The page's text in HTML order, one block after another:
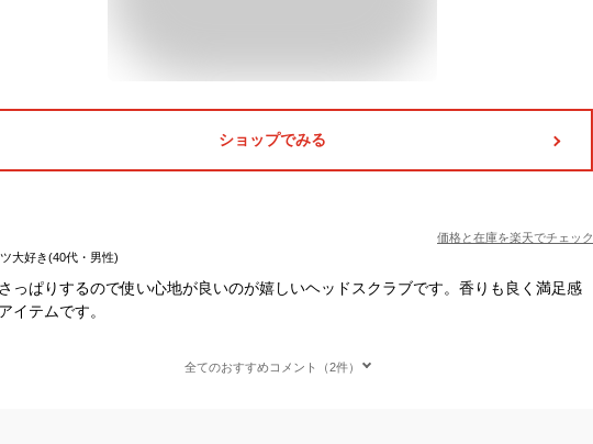
ショップでみる
価格と在庫を楽天でチェック
ツ大好き(40代・男性)
っぱりするので使い心地が良いのが嬉しいヘッドスクラブです。香りも良く満足感
イテムです。
全てのおすすめコメント（2件）